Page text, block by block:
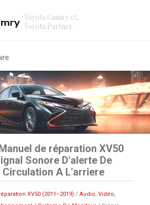
Toyota Camry et,
Toyota Partner.
de réparation XV50
Sonore D'alerte De
Circulation A L'arriere
XV50 (2011–2019) /Audio, Vidéo,